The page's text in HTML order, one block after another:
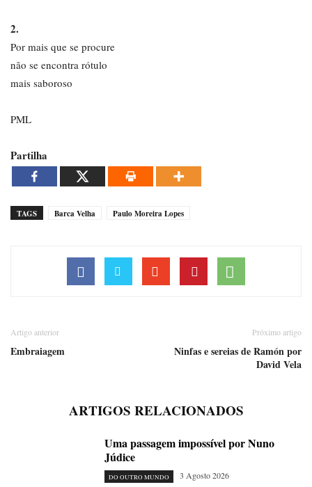
2.
Por mais que se procure
não se encontra rótulo
mais saboroso
PML
Partilha
TAGS Barca Velha Paulo Moreira Lopes
Artigo anterior
Embraiagem
Próximo artigo
Ninfas e sereias de Ramón por
David Vela
ARTIGOS RELACIONADOS
Uma passagem impossível por Nuno
Júdice
DO OUTRO MUNDO 3 Agosto 2026